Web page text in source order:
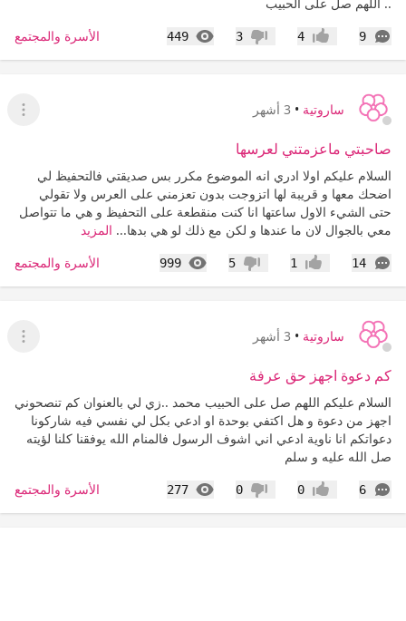
9
التعليقات إعجاب4 عدم إعجاب
3
449
المشاهدات الأسرة والمجتمع
ساروتية • 3 أشهر
عرض
صاحبتي ماعزمتني لعرسها
السلام عليكم اولا ادري انه الموضوع مكرر بس صديقتي فالتحفيظ لي
اضحك معها و قريبة لها اتزوجت بدون تعزمني على العرس ولا تقولي
حتى الشيء الاول ساعتها انا كنت منقطعة على التحفيظ و هي ما تتواصل
معي بالجوال لان ما عندها و لكن مع ذلك لو هي بدها... المزيد
14
التعليقات إعجاب1 عدم إعجاب
5
999
المشاهدات الأسرة والمجتمع
ساروتية • 3 أشهر
عرض
كم دعوة اجهز حق عرفة
السلام عليكم اللهم صل على الحبيب محمد ..زي لي بالعنوان كم تنصحوني
اجهز من دعوة و هل اكتفي بوحدة او ادعي بكل لي نفسي فيه شاركونا
دعواتكم انا ناوية ادعي اني اشوف الرسول فالمنام الله يوفقنا كلنا لؤيته
صل الله عليه و سلم
6
التعليقات إعجاب0 عدم إعجاب
0
277
المشاهدات الأسرة والمجتمع